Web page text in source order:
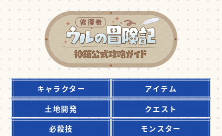
キャラクター
アイテム
土地開発
クエスト
必殺技
モンスター